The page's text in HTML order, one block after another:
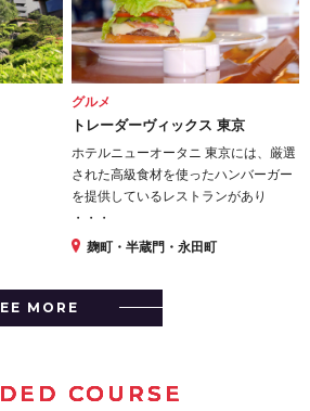
グルメ
トレーダーヴィックス 東京
ホテルニューオータニ 東京には、厳選
された高級食材を使ったハンバーガー
を提供しているレストランがあり
・・・
麹町・半蔵門・永田町
MORE
COURSE